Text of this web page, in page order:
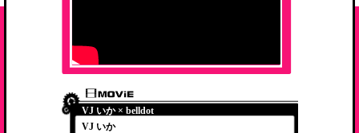
VJ いか × belldot
VJ いか